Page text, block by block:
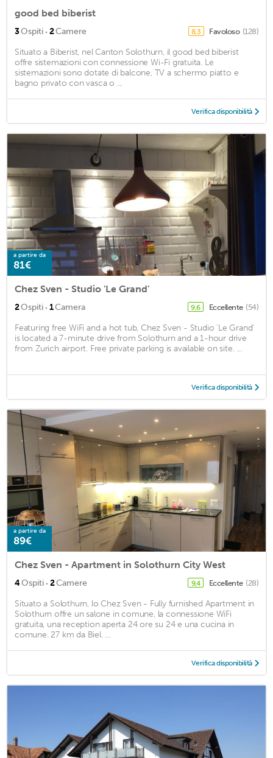
good bed biberist
3Ospiti · 2Camere 8,3 Favoloso (128)
Situato a Biberist, nel Canton Solothurn, il good bed biberist
offre sistemazioni con connessione Wi-Fi gratuita. Le
sistemazioni sono dotate di balcone, TV a schermo piatto e
bagno privato con vasca o ...
Verifica disponibilità
a partire da
81€
Chez Sven - Studio 'Le Grand'
2Ospiti · 1Camera 9,6 Eccellente (54)
Featuring free WiFi and a hot tub, Chez Sven - Studio 'Le Grand'
is located a 7-minute drive from Solothurn and a 1-hour drive
from Zurich airport. Free private parking is available on site. ...
Verifica disponibilità
a partire da
89€
Chez Sven - Apartment in Solothurn City West
4Ospiti · 2Camere 9,4 Eccellente (28)
Situato a Solothurn, lo Chez Sven - Fully furnished Apartment in
Solothurn offre un salone in comune, la connessione WiFi
gratuita, una reception aperta 24 ore su 24 e una cucina in
comune. 27 km da Biel. ...
Verifica disponibilità